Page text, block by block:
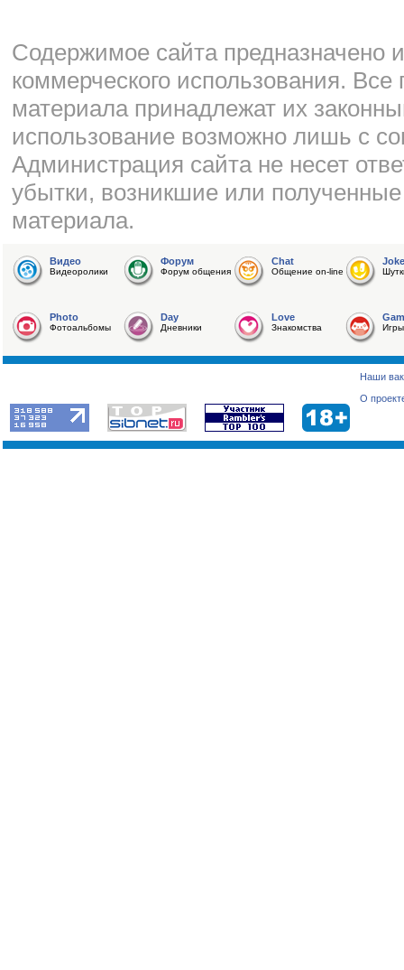
Cодержимое сайта предназначено
коммерческого использования.
материала принадлежат их
использование возможно лишь с
Администрация сайта не несет
убытки, возникшие или
материала.
Видео
Видеоролики
Форум
Форум общения
Chat
Общение on-line
Joke
Photo
Фотоальбомы
Day
Дневники
Love
Знакомства Игры
Наши
О